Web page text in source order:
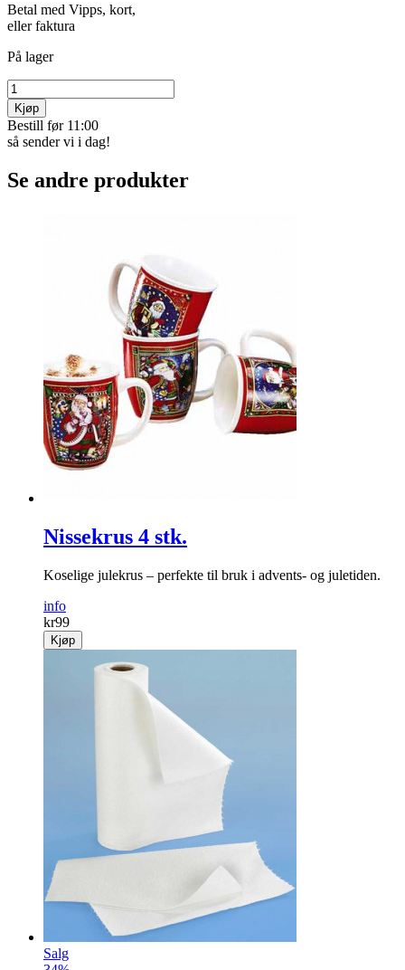
Betal med Vipps, kort,
eller faktura
På lager
Kjøp
Bestill før 11:00
så sender vi i dag!
Se andre produkter
Nissekrus 4 stk.
Koselige julekrus – perfekte til bruk i advents- og juletiden.
info
kr99
Kjøp
Salg